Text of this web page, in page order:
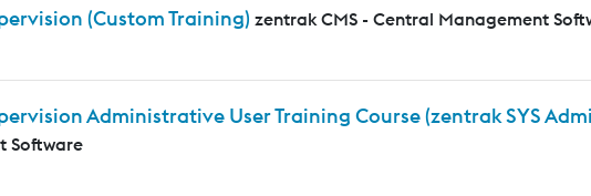
(Custom Training) zentrak CMS - Central Management
Administrative User Training Course (zentrak SYS
Software